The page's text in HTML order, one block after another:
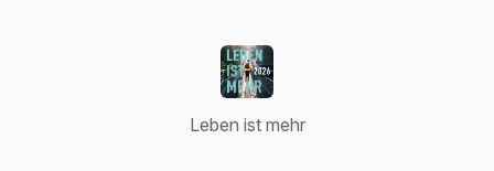
Leben ist mehr